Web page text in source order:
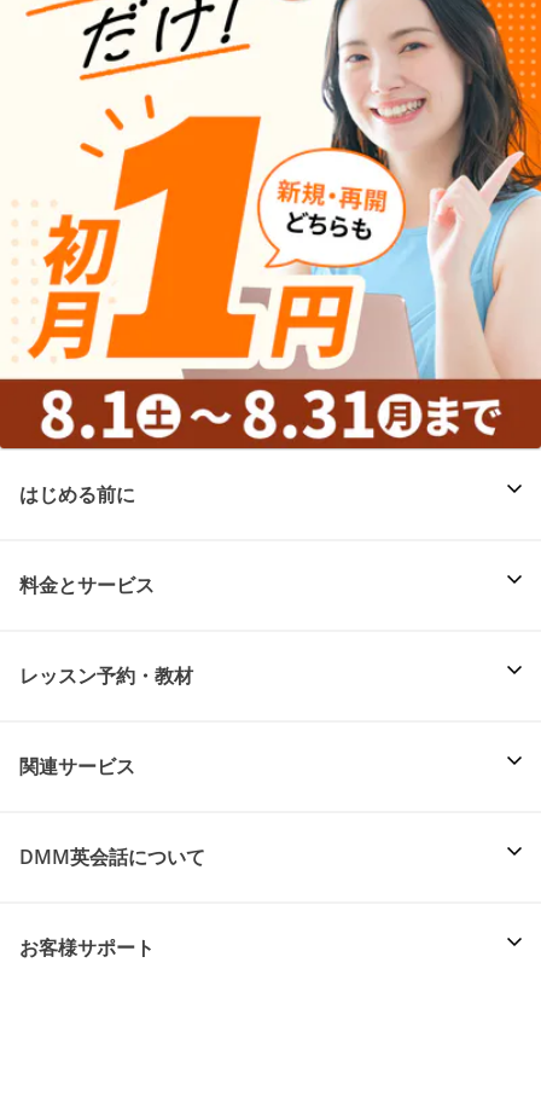
はじめる前に
料金とサービス
レッスン予約・教材
関連サービス
DMM英会話について
お客様サポート